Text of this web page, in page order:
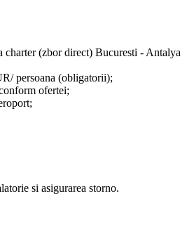
charter (zbor direct) Bucuresti - Antalya
persoana (obligatorii);
ofertei;
si asigurarea storno.